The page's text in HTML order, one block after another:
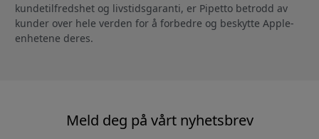
kundetilfredshet og livstidsgaranti, er Pipetto betrodd av
kunder over hele verden for å forbedre og beskytte Apple-
enhetene deres.
Meld deg på vårt nyhetsbrev